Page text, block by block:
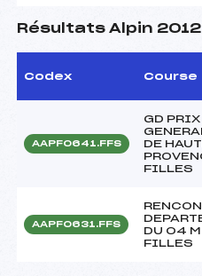
Résultats Alpin 2012
Codex Course
AAPF0641.FFS
GD
DE
FILLES
AAPF0631.FFS
DU 04
FILLES